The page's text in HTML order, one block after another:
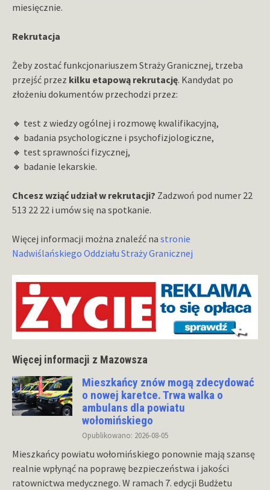
miesięcznie.
Rekrutacja
Żeby zostać funkcjonariuszem Straży Granicznej, trzeba
przejść przez kilku etapową rekrutację. Kandydat po
złożeniu dokumentów przechodzi przez:
🔸 test z wiedzy ogólnej i rozmowę kwalifikacyjną,
🔸 badania psychologiczne i psychofizjologiczne,
🔸 test sprawności fizycznej,
🔸 badanie lekarskie.
Chcesz wziąć udział w rekrutacji? Zadzwoń pod numer 22
513 22 22 i umów się na spotkanie.
Więcej informacji można znaleźć na stronie
Nadwiślańskiego Oddziału Straży Granicznej
Więcej informacji z Mazowsza
Mieszkańcy znów mogą zdecydować
o nowej karetce. Trwa walka o
ambulans dla powiatu
wołomińskiego
Opublikowano: 2026-08-05
Mieszkańcy powiatu wołomińskiego ponownie mają szansę
realnie wpłynąć na poprawę bezpieczeństwa i jakości
ratownictwa medycznego. W ramach 7. edycji Budżetu